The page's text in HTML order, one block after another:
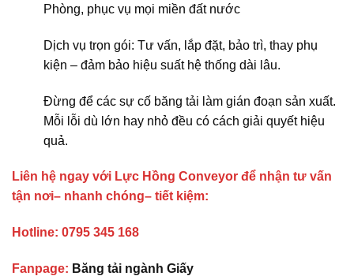
Phòng, phục vụ mọi miền đất nước
Dịch vụ trọn gói: Tư vấn, lắp đặt, bảo trì, thay phụ
kiện – đảm bảo hiệu suất hệ thống dài lâu.
Đừng để các sự cố băng tải làm gián đoạn sản xuất.
Mỗi lỗi dù lớn hay nhỏ đều có cách giải quyết hiệu
quả.
Liên hệ ngay với Lực Hồng Conveyor để nhận tư vấn
tận nơi– nhanh chóng– tiết kiệm:
Hotline: 0795 345 168
Fanpage: Băng tải ngành Giấy